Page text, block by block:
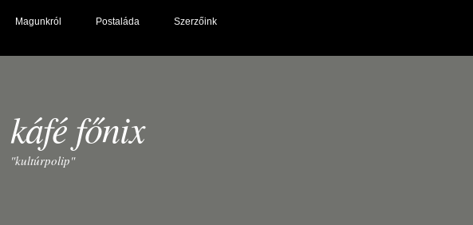
Magunkról Postaláda Szerzőink
káfé főnix
"kultúrpolip"